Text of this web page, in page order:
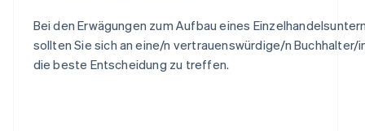
Bei den Erwägungen zum Aufbau eines
sollten Sie sich an eine/n vertrauenswürdige/n Buchhalter/
die beste Entscheidung zu treffen.